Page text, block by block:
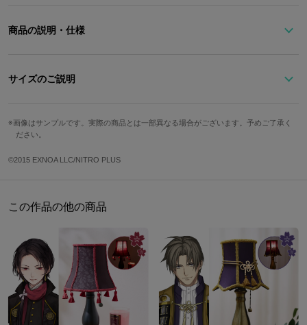
商品の説明・仕様
四郎モデル
ゴールドのショルダーチェーンがさりげない高級感をプラス♡
髪色と肩の装備品のカラーをバランスよく取り入れ、どの角度から
す！6.1インチのスマートフォンと三つ折り財布を一緒に収納でき
アクセサリー感覚でコーデを楽しめるユニークなバッグ。いつもの
コーデの魅力を引き立たててくれます。
原産国／ 中国
素材／ 本体：合成皮革 裏地：ポリエステル100% 金具：亜鉛合金、鉄
サイズのご説明
高さ 幅 奥行
長
重さ
サイズガイドページはこちら
画像はサンプルです。実際の商品とは一部異なる場合がございます。予めご了承く
ださい。
©2015 EXNOA LLC/NITRO PLUS
この作品の他の商品